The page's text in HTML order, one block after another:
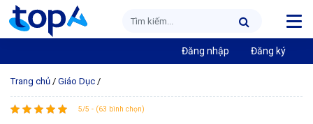
Đăng nhập Đăng ký
Trang chủ / Giáo Dục /
5/5 - (63 bình chọn)